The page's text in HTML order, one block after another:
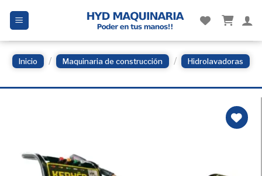
Inicio / Maquinaria de construcción / Hidrolavadoras